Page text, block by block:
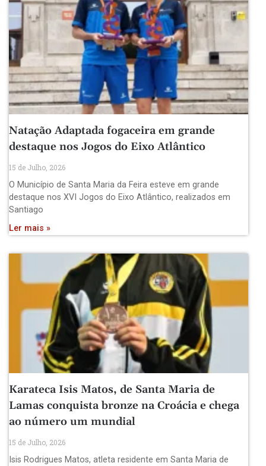
Natação Adaptada fogaceira em grande
destaque nos Jogos do Eixo Atlântico
15 de Julho, 2026
O Município de Santa Maria da Feira esteve em grande
destaque nos XVI Jogos do Eixo Atlântico, realizados em
Santiago
Ler mais »
Karateca Isis Matos, de Santa Maria de
Lamas conquista bronze na Croácia e chega
ao número um mundial
15 de Julho, 2026
Isis Rodrigues Matos, atleta residente em Santa Maria de